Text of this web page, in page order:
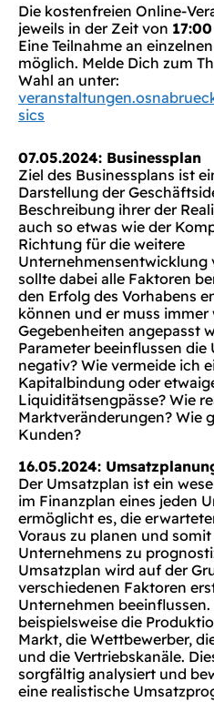
Die kostenfreien Online-
jeweils in der Zeit von
Eine Teilnahme an
möglich. Melde Dich zum
Wahl an unter:
sics
07.05.2024: Businessplan
Ziel des Businessplans ist
Darstellung der
Beschreibung ihrer der
auch so etwas wie der
Richtung für die weitere
Unternehmensentwicklung
sollte dabei alle Faktoren
den Erfolg des Vorhabens
können und er muss immer
Gegebenheiten angepasst
Parameter beeinflussen
negativ? Wie vermeide ich
Kapitalbindung oder
Liquiditätsengpässe? Wie
Marktveränderungen? Wie
Kunden?
16.05.2024:
Der Umsatzplan ist ein
im Finanzplan eines jeden
ermöglicht es, die
Voraus zu planen und
Unternehmens zu
Umsatzplan wird auf der
verschiedenen Faktoren
Unternehmen
beispielsweise die
Markt, die Wettbewerber,
und die Vertriebskanäle.
sorgfältig analysiert und
eine realistische